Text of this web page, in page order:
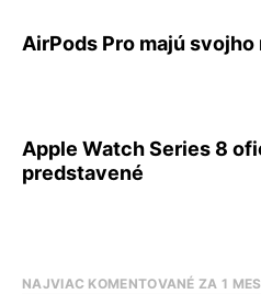
AirPods Pro majú
Apple Watch Series 8
predstavené
NAJVIAC KOMENTOVANÉ ZA 1